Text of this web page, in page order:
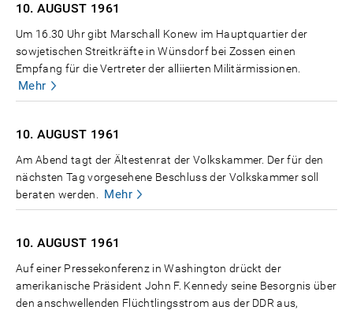
10. AUGUST 1961
Um 16.30 Uhr gibt Marschall Konew im Hauptquartier der
sowjetischen Streitkräfte in Wünsdorf bei Zossen einen
Empfang für die Vertreter der alliierten Militärmissionen.
Mehr
10. AUGUST 1961
Am Abend tagt der Ältestenrat der Volkskammer. Der für den
nächsten Tag vorgesehene Beschluss der Volkskammer soll
beraten werden.
Mehr
10. AUGUST 1961
Auf einer Pressekonferenz in Washington drückt der
amerikanische Präsident John F. Kennedy seine Besorgnis über
den anschwellenden Flüchtlingsstrom aus der DDR aus,